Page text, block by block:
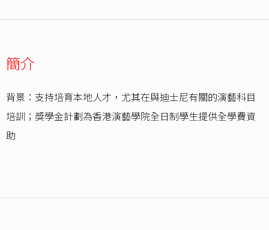
簡介
背景：支持培育本地人才，尤其在與迪士尼有關的演藝科目
培訓；獎學金計劃為香港演藝學院全日制學生提供全學費資
助